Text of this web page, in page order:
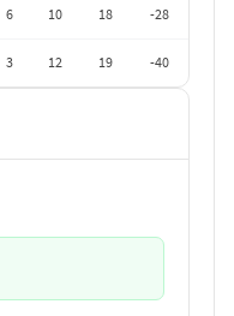
6 10 18 -28
3 12 19 -40